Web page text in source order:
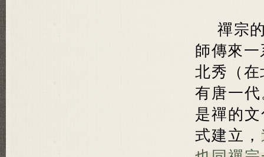
禪宗
師傳來
北秀（
有唐一
是禪的
式建立，